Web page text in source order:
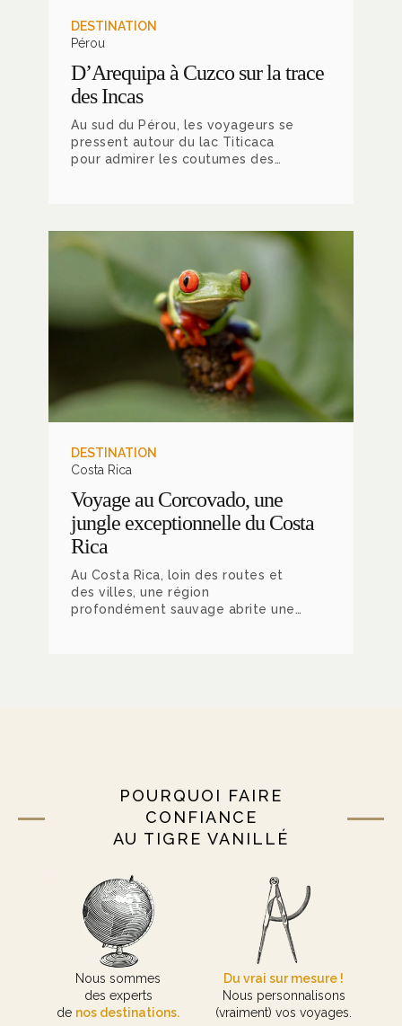
DESTINATION
Pérou
D’Arequipa à Cuzco sur la trace
des Incas
Au sud du Pérou, les voyageurs se
pressent autour du lac Titicaca
pour admirer les coutumes des
en photo les vestiges du Machu
Picchu. Mais… bien que ces visites
demeurent incontournables, la
région recèle d’autres secrets !
DESTINATION
Costa Rica
Voyage au Corcovado, une
jungle exceptionnelle du Costa
Rica
Au Costa Rica, loin des routes et
des villes, une région
profondément sauvage abrite une
POURQUOI FAIRE
CONFIANCE
AU TIGRE VANILLÉ
Nous sommes
des experts
de nos destinations.
Du vrai sur mesure !
Nous personnalisons
(vraiment) vos voyages.